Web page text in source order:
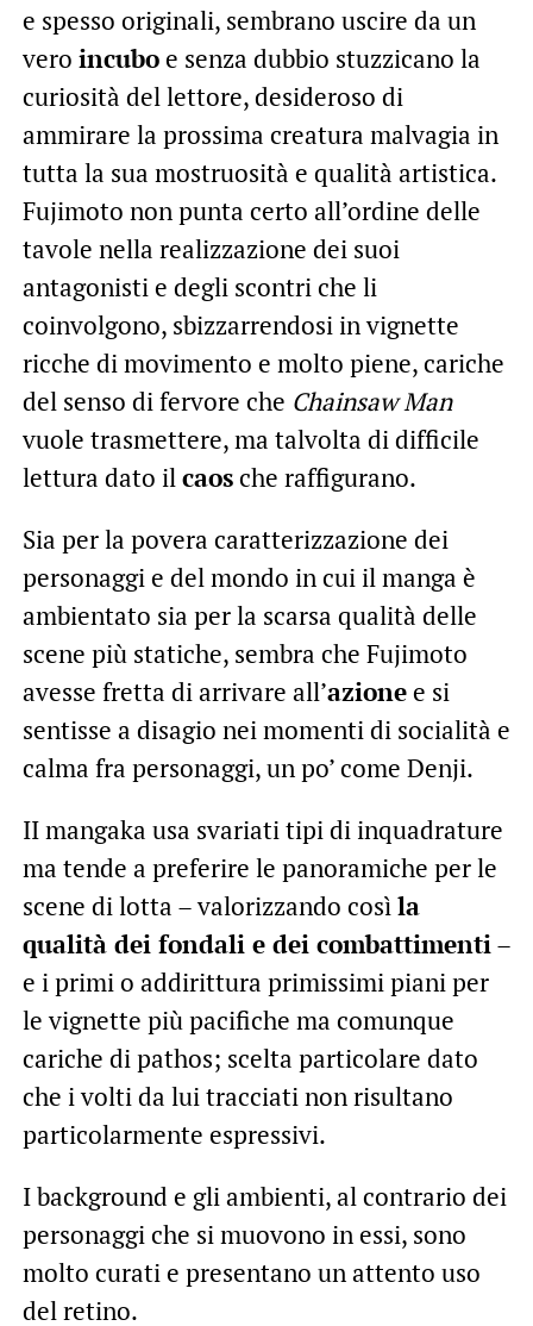
e spesso originali, sembrano uscire da un
vero incuboe senza dubbio stuzzicano la
curiosità del lettore, desideroso di
ammirare la prossima creatura malvagia in
tutta la sua mostruosità e qualità artistica.
Fujimoto non punta certo all’ordine delle
tavole nella realizzazione dei suoi
antagonisti e degli scontri che li
coinvolgono, sbizzarrendosi in vignette
ricche di movimento e molto piene, cariche
del senso di fervore che Chainsaw Man
vuole trasmettere, ma talvolta di difficile
lettura dato ilcaosche raffigurano.
Sia per la povera caratterizzazione dei
personaggi e del mondo in cui il manga è
ambientato sia per la scarsa qualità delle
scene più statiche, sembra che Fujimoto
avesse fretta di arrivare all’azionee si
sentisse a disagio nei momenti di socialità e
calma fra personaggi, un po’ come Denji.
II mangaka usa svariati tipi di inquadrature
ma tende a preferire le panoramiche per le
scene di lotta – valorizzando cosìla
qualità dei fondali e dei combattimenti–
e i primi o addirittura primissimi piani per
le vignette più pacifiche ma comunque
cariche di pathos; scelta particolare dato
che i volti da lui tracciati non risultano
particolarmente espressivi.
I background e gli ambienti, al contrario dei
personaggi che si muovono in essi, sono
molto curati e presentano un attento uso
del retino.